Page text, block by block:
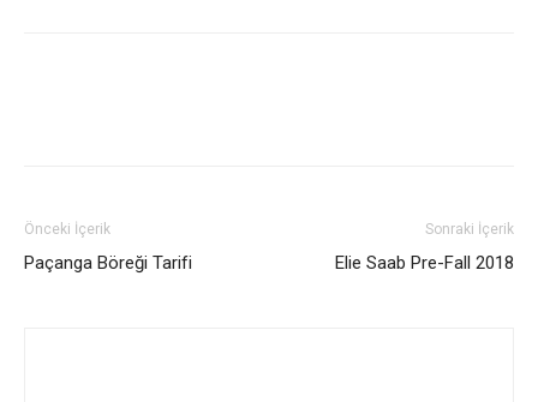
Önceki İçerik
Paçanga Böreği Tarifi
Sonraki İçerik
Elie Saab Pre-Fall 2018